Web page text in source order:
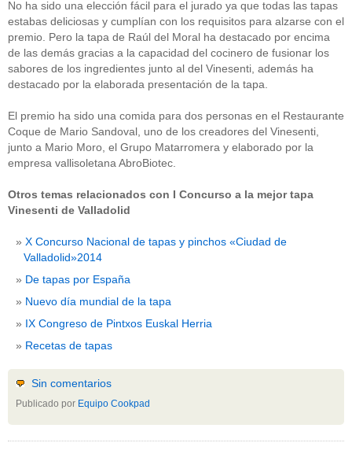
No ha sido una elección fácil para el jurado ya que todas las tapas
estabas deliciosas y cumplían con los requisitos para alzarse con el
premio. Pero la tapa de Raúl del Moral ha destacado por encima
de las demás gracias a la capacidad del cocinero de fusionar los
sabores de los ingredientes junto al del Vinesenti, además ha
destacado por la elaborada presentación de la tapa.
El premio ha sido una comida para dos personas en el Restaurante
Coque de Mario Sandoval, uno de los creadores del Vinesenti,
junto a Mario Moro, el Grupo Matarromera y elaborado por la
empresa vallisoletana AbroBiotec.
Otros temas relacionados con I Concurso a la mejor tapa
Vinesenti de Valladolid
X Concurso Nacional de tapas y pinchos «Ciudad de
Valladolid»2014
De tapas por España
Nuevo día mundial de la tapa
IX Congreso de Pintxos Euskal Herria
Recetas de tapas
Sin comentarios
Publicado por Equipo Cookpad